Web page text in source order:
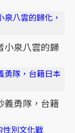
小泉八雲的歸
義勇隊，台籍